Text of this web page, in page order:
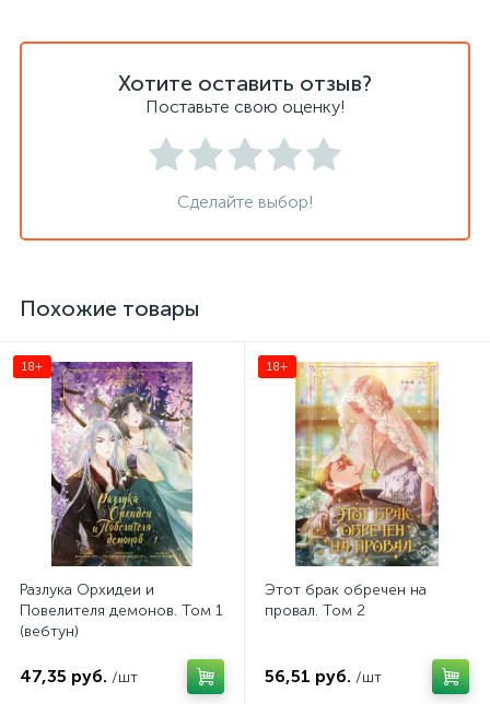
Хотите оставить отзыв?
Поставьте свою оценку!
Сделайте выбор!
Похожие товары
18+
Разлука Орхидеи и
Повелителя демонов. Том 1
(вебтун)
47,35 руб. /шт
18+
Этот брак обречен на
провал. Том 2
56,51 руб. /шт